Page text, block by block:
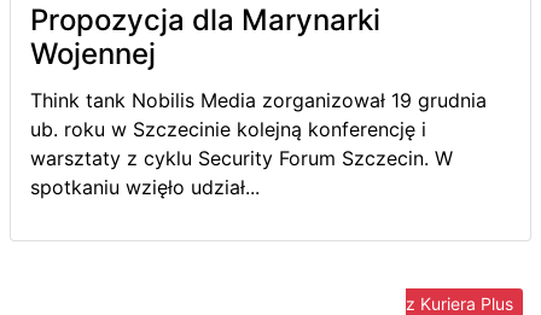
Propozycja dla Marynarki
Wojennej
Think tank Nobilis Media zorganizował 19 grudnia
ub. roku w Szczecinie kolejną konferencję i
warsztaty z cyklu Security Forum Szczecin. W
spotkaniu wzięło udział...
Więcej z Kuriera Plus